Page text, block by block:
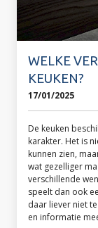
WELKE
KEUKEN?
17/01/2025
De keuken
karakter. Het is
kunnen zien,
wat gezelliger
verschillende
speelt dan ook
daar liever niet
en informatie